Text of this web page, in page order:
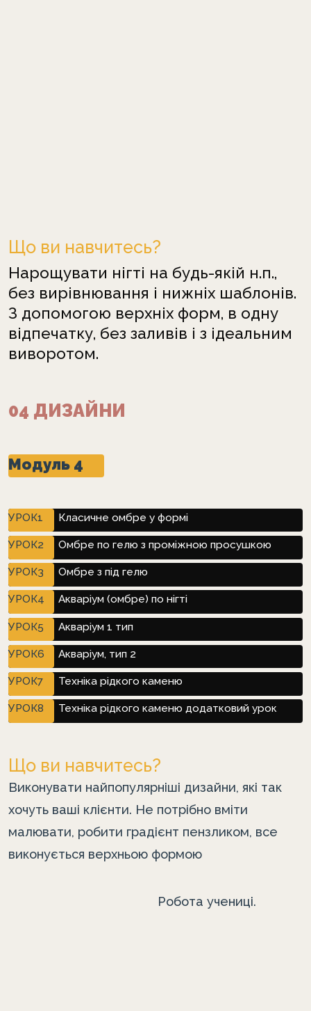
Омбре з під гелю
Класичне омбре у формі
Що ви навчитесь?
Нарощувати нігті на будь-якій н.п.,
без вирівнювання і нижніх шаблонів.
З допомогою верхніх форм, в одну
відпечатку, без заливів і з ідеальним
виворотом.
04 ДИЗАЙНИ
УРОК1
УРОК2
УРОК3
УРОК5
УРОК6
УРОК7
Омбре по гелю з проміжною просушкою
Акваріум (омбре) по нігті
Акваріум 1 тип
Акваріум, тип 2
Техніка рідкого каменю додатковий урок
Модуль 4
Робота учениці.
Що ви навчитесь?
Виконувати найпопулярніші дизайни, які так
хочуть ваші клієнти. Не потрібно вміти
малювати, робити градієнт пензликом, все
виконується верхньою формою
УРОК4
УРОК8
Техніка рідкого каменю